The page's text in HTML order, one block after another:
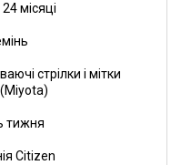
місяці
стрілки і мітки
тижня
Citizen